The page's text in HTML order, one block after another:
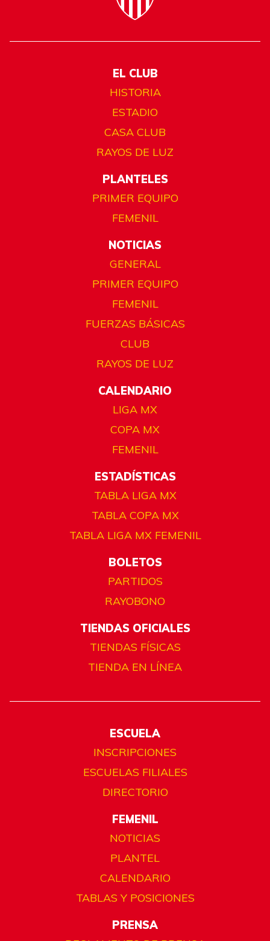
EL CLUB
HISTORIA
ESTADIO
CASA CLUB
RAYOS DE LUZ
PLANTELES
PRIMER EQUIPO
FEMENIL
NOTICIAS
GENERAL
PRIMER EQUIPO
FEMENIL
FUERZAS BÁSICAS
CLUB
RAYOS DE LUZ
CALENDARIO
LIGA MX
COPA MX
FEMENIL
ESTADÍSTICAS
TABLA LIGA MX
TABLA COPA MX
TABLA LIGA MX FEMENIL
BOLETOS
PARTIDOS
RAYOBONO
TIENDAS OFICIALES
TIENDAS FÍSICAS
TIENDA EN LÍNEA
ESCUELA
INSCRIPCIONES
ESCUELAS FILIALES
DIRECTORIO
FEMENIL
NOTICIAS
PLANTEL
CALENDARIO
TABLAS Y POSICIONES
PRENSA